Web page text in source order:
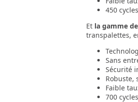
450
Et la gamme
transpalettes,
Sans
Sécurité
Robuste,
Faible
700